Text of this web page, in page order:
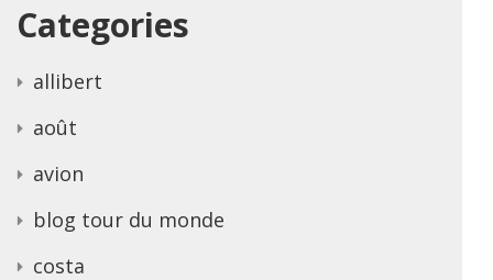
Categories
allibert
août
avion
blog tour du monde
costa